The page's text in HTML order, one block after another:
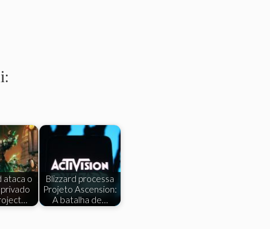
ataca o
Blizzard processa
Projeto Ascension:
A batalha de…